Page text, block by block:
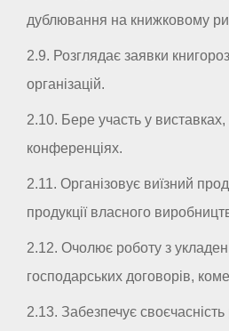
дублювання на книжковому
2.9. Розглядає заявки
організацій.
2.10. Бере участь у
конференціях.
2.11. Організовує виїзний
продукції власного
2.12. Очолює роботу з
господарських договорів,
2.13. Забезпечує своєчасність